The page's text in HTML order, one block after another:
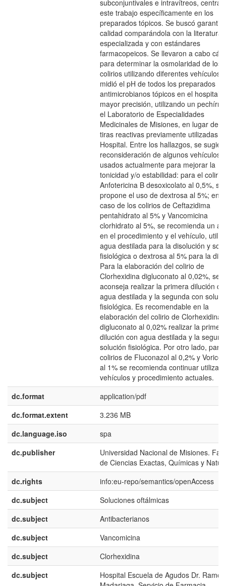
subconjuntivales e intravítreos,
este trabajo específicamente en los
preparados tópicos. Se buscó
calidad comparándola con la literatura
especializada y con estándares
farmacopeicos. Se llevaron a cabo
para determinar la osmolaridad de los
colirios utilizando diferentes vehículos,
midió el pH de todos los preparados
antimicrobianos tópicos en el hospital
mayor precisión, utilizando un
el Laboratorio de Especialidades
Medicinales de Misiones, en lugar de
tiras reactivas previamente utilizadas
Hospital. Entre los hallazgos, se
reconsideración de algunos vehículos
usados actualmente para mejorar la
tonicidad y/o estabilidad: para el colirio
Anfotericina B desoxicolato al 0,5%, se
propone el uso de dextrosa al 5%; en
caso de los colirios de Ceftazidima
pentahidrato al 5% y Vancomicina
clorhidrato al 5%, se recomienda un
en el procedimiento y el vehículo,
agua destilada para la disolución y
fisiológica o dextrosa al 5% para la
Para la elaboración del colirio de
Clorhexidina digluconato al 0,02%, se
aconseja realizar la primera dilución
agua destilada y la segunda con
fisiológica. Es recomendable en la
elaboración del colirio de Clorhexidina
digluconato al 0,02% realizar la primera
dilución con agua destilada y la
solución fisiológica. Por otro lado, para
colirios de Fluconazol al 0,2% y
al 1% se recomienda continuar
vehículos y procedimiento actuales.
dc.format
application/pdf
dc.format.extent
3.236 MB
dc.language.iso
spa
dc.publisher
Universidad Nacional de Misiones.
de Ciencias Exactas, Químicas y
dc.rights
info:eu-repo/semantics/openAccess
dc.subject
Soluciones oftálmicas
dc.subject
Antibacterianos
dc.subject
Vancomicina
dc.subject
Clorhexidina
dc.subject
Hospital Escuela de Agudos Dr. Ramón